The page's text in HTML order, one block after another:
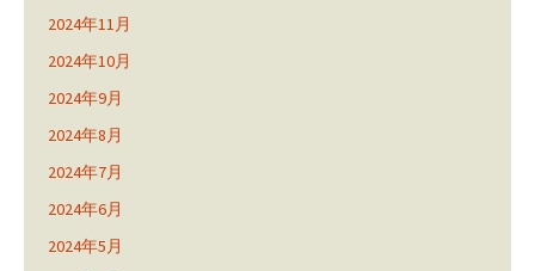
2024年11月
2024年10月
2024年9月
2024年8月
2024年7月
2024年6月
2024年5月